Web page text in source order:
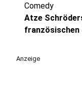
Comedy
Atze
französischen
Anzeige